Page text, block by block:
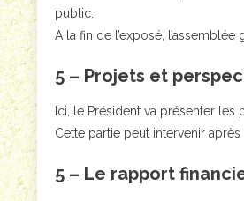
public.
A la fin de l’exposé,
5 – Projets et
Ici, le Président va présenter les
Cette partie peut intervenir après
5 – Le rapport